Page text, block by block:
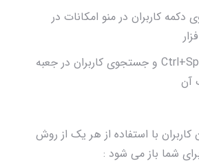
دکمه کاربران در منو امکانات در
۲) زدن دکمه Ctrl+Space و جستجوی کاربران در جعبه
آن
با استفاده از هر یک از روش
شما باز می شود :